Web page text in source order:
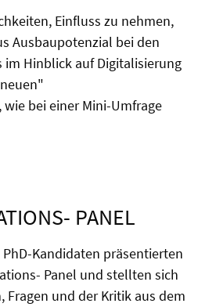
Einfluss zu nehmen,
Ausbaupotenzial bei den
im Hinblick auf Digitalisierung
bei einer Mini-Umfrage
PANEL
Kandidaten präsentierten
Panel und stellten sich
und der Kritik aus dem